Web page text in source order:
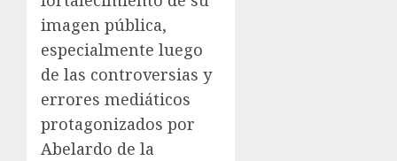
imagen pública,
especialmente luego
de las controversias y
errores mediáticos
protagonizados por
Abelardo de la